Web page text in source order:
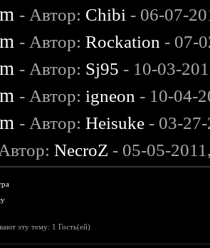
- Автор: Chibi - 06-07-
- Автор:Rockation - 07-
- Автор: Sj95 - 10-03-
- Автор: igneon - 10-04-
- Автор:Heisuke - 03-
NecroZ - 05-05-
эту тему: 1 Гость(ей)